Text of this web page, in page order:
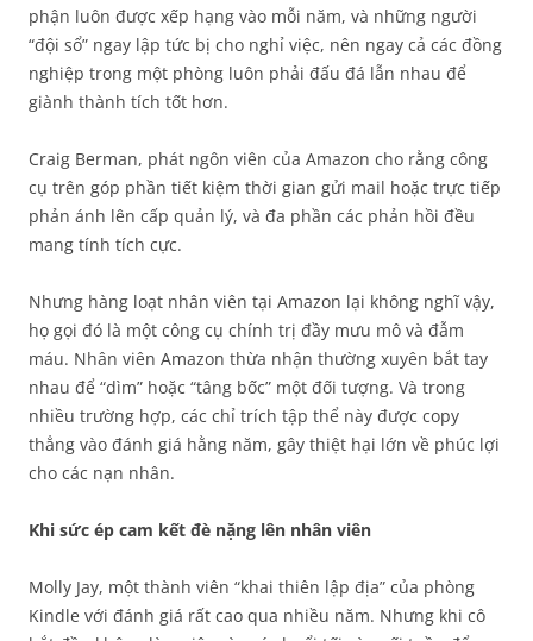
phận luôn được xếp hạng vào mỗi năm, và những người
“đội sổ” ngay lập tức bị cho nghỉ việc, nên ngay cả các đồng
nghiệp trong một phòng luôn phải đấu đá lẫn nhau để
giành thành tích tốt hơn.
Craig Berman, phát ngôn viên của Amazon cho rằng công
cụ trên góp phần tiết kiệm thời gian gửi mail hoặc trực tiếp
phản ánh lên cấp quản lý, và đa phần các phản hồi đều
mang tính tích cực.
Nhưng hàng loạt nhân viên tại Amazon lại không nghĩ vậy,
họ gọi đó là một công cụ chính trị đầy mưu mô và đẫm
máu. Nhân viên Amazon thừa nhận thường xuyên bắt tay
nhau để “dìm” hoặc “tâng bốc” một đối tượng. Và trong
nhiều trường hợp, các chỉ trích tập thể này được copy
thẳng vào đánh giá hằng năm, gây thiệt hại lớn về phúc lợi
cho các nạn nhân.
Khi sức ép cam kết đè nặng lên nhân viên
Molly Jay, một thành viên “khai thiên lập địa” của phòng
Kindle với đánh giá rất cao qua nhiều năm. Nhưng khi cô